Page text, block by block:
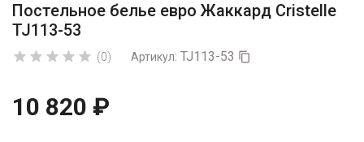
Постельное белье евро Жаккард Cristelle
TJ113-53
     (0) Артикул: TJ113-53 
10 820 ₽